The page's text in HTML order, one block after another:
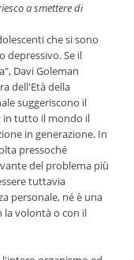
a smettere di
che si sono
depressivo. Se il
Davi Goleman
dell'Età della
suggeriscono il
in tutto il mondo il
in generazione. In
pressoché
del problema più
tuttavia
personale, né è una
la volontà o con il